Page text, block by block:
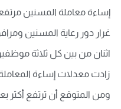
إساءة معاملة المسنين
غرار دور رعاية المسنين
اثنان من بين كل ثلاثة
ومن المتوقع أن ترتفع أكثر